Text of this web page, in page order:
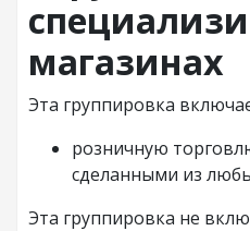
магазинах
Эта группировка
розничную
сделанными из
Эта группировка не